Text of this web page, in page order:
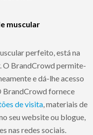
muscular
perfeito, está na
O BrandCrowd permite-
e dá-lhe acesso
BrandCrowd fornece
de visita , materiais de
seu website ou blogue,
nas redes sociais.